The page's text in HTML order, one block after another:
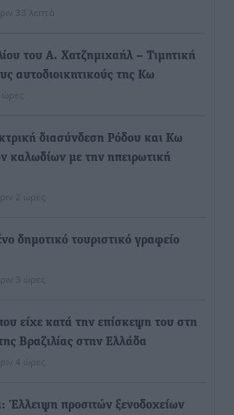
33 λεπτά
του Α. Χατζημιχαήλ – Τιμητική
αυτοδιοικητικούς της Κω
διασύνδεση Ρόδου και Κω
καλωδίων με την ηπειρωτική
2 ώρες
δημοτικό τουριστικό γραφείο
3 ώρες
είχε κατά την επίσκεψη του στη
Βραζιλίας στην Ελλάδα
4 ώρες
Έλλειψη προσιτών ξενοδοχείων